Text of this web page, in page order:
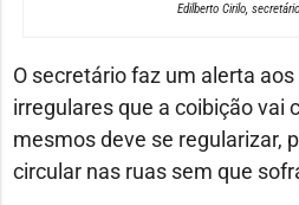
Edilberto Cirilo,
O secretário faz um alerta
irregulares que a coibição vai
mesmos deve se regularizar,
circular nas ruas sem que